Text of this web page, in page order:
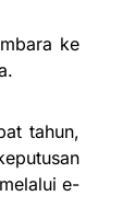
ke
tahun,
e-